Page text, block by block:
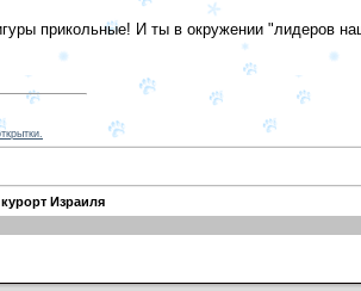
прикольные! И ты в окружении "лидеров
Израиля